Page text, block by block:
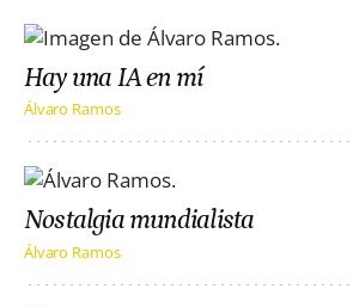
Hay una IA en mí
Álvaro Ramos
Nostalgia mundialista
Álvaro Ramos